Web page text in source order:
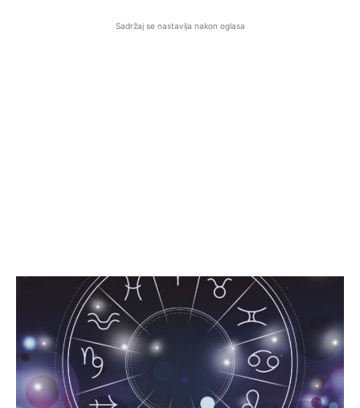
Sadržaj se nastavlja nakon oglasa